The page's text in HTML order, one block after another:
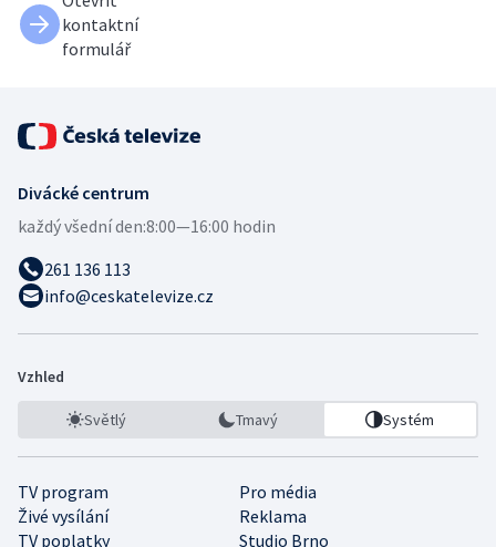
kontaktní
formulář
Divácké centrum
každý všední den:8:00—16:00 hodin
261 136 113
info@ceskatelevize.cz
Vzhled
Světlý Tmavý Systém
TV program
Pro média
Živé vysílání
Reklama
TV poplatky
Studio Brno